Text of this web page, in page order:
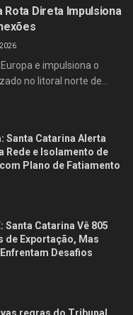
Rota Direta Impulsiona
e impulsiona o
no litoral norte de...
Santa Catarina Alerta
Rede e Isolamento de
Plano de Fatiamento
Catarina Vê 805
de Exportação, Mas
Desafios